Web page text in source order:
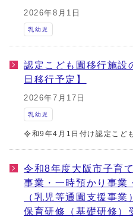
2026年8月1日
乳幼児
認定こども園移行施設
日移行予定】
2026年7月17日
乳幼児
令和9年4月1日付け認定こど
令和8年度大阪市子育
事業・一時預かり事業
（乳児等通園支援事
保育研修（基礎研修）